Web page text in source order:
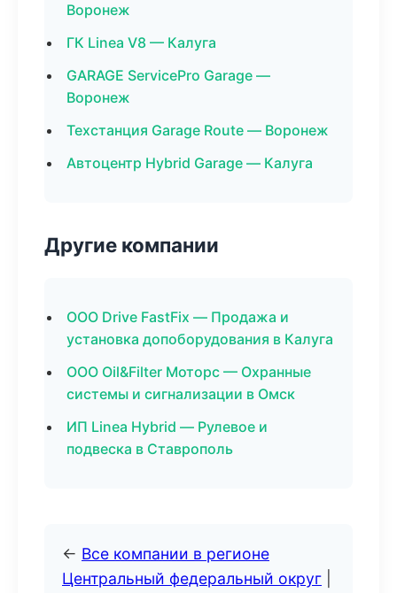
Воронеж
ГК Linea V8 — Калуга
GARAGE ServicePro Garage —
Воронеж
Техстанция Garage Route — Воронеж
Автоцентр Hybrid Garage — Калуга
Другие компании
ООО Drive FastFix — Продажа и
установка допоборудования в Калуга
ООО Oil&Filter Моторс — Охранные
системы и сигнализации в Омск
ИП Linea Hybrid — Рулевое и
подвеска в Ставрополь
← Все компании в регионе
Центральный федеральный округ